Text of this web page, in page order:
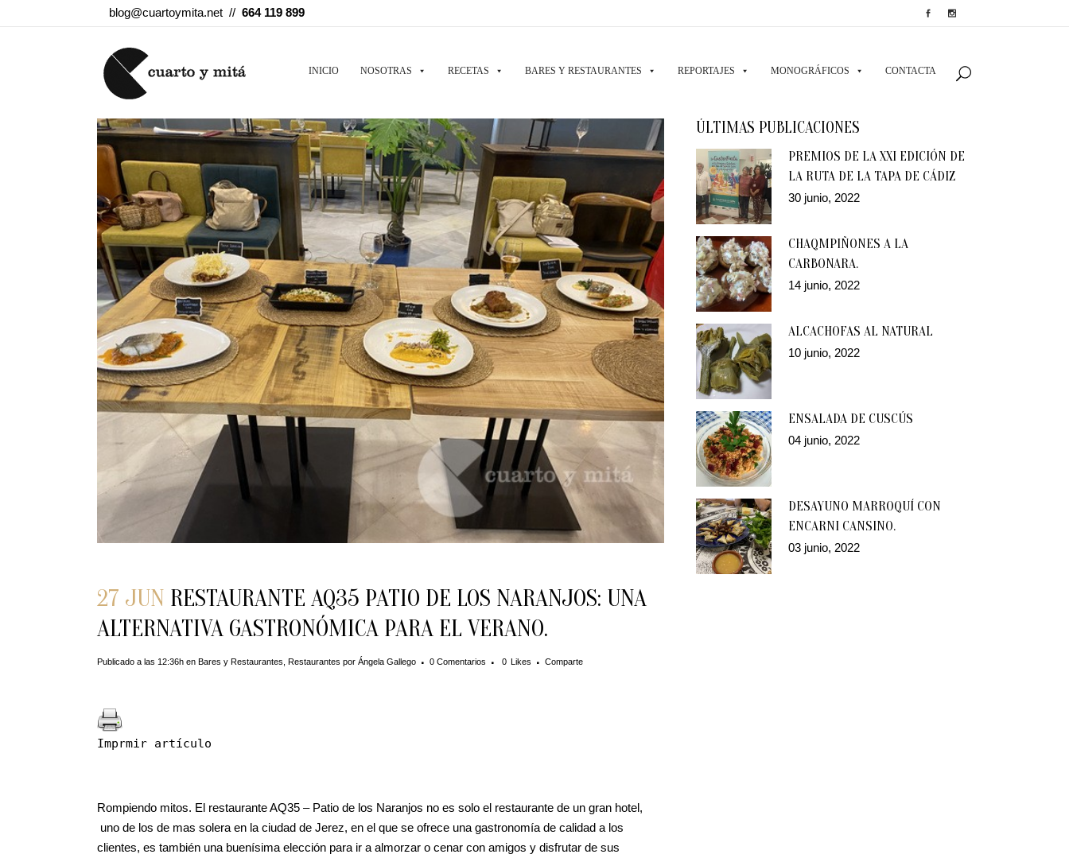
blog@cuartoymita.net // 664 119 899
INICIO NOSOTRAS RECETAS BARES Y RESTAURANTES REPORTAJES MONOGRÁFICOS CONTACTA
27 JUN RESTAURANTE AQ35 PATIO DE LOS NARANJOS: UNA
ALTERNATIVA GASTRONÓMICA PARA EL VERANO.
Publicado a las 12:36h en Bares y Restaurantes Restaurantes por Ángela Gallego 0 Comentarios 0 Likes Comparte
Imprmir artículo
Rompiendo mitos. El restaurante AQ35 – Patio de los Naranjos no es solo el restaurante de un gran hotel,
uno de los de mas solera en la ciudad de Jerez, en el que se ofrece una gastronomía de calidad a los
clientes, es también una buenísima elección para ir a almorzar o cenar con amigos y disfrutar de sus
ÚLTIMAS PUBLICACIONES
PREMIOS DE LA XXI EDICIÓN DE
LA RUTA DE LA TAPA DE CÁDIZ
30 junio, 2022
CHAQMPIÑONES A LA
CARBONARA.
14 junio, 2022
ALCACHOFAS AL NATURAL
10 junio, 2022
ENSALADA DE CUSCÚS
04 junio, 2022
DESAYUNO MARROQUÍ CON
ENCARNI CANSINO.
03 junio, 2022